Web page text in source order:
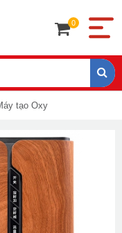
0
tạo Oxy